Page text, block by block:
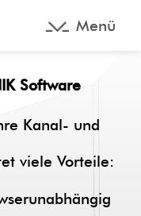
Menü
Software
Kanal- und
viele Vorteile: